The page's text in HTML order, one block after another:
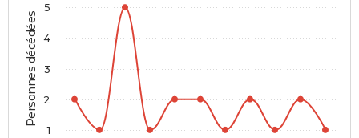
Personnes décédées
1
2
3
4
5